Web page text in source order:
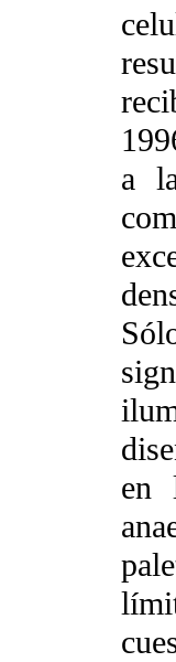
a
en